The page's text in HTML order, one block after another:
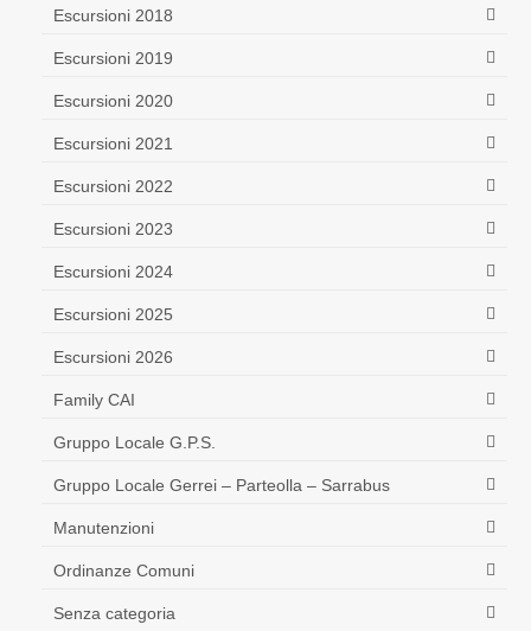
Escursioni 2018
Escursioni 2019
Escursioni 2020
Escursioni 2021
Escursioni 2022
Escursioni 2023
Escursioni 2024
Escursioni 2025
Escursioni 2026
Family CAI
Gruppo Locale G.P.S.
Gruppo Locale Gerrei – Parteolla – Sarrabus
Manutenzioni
Ordinanze Comuni
Senza categoria